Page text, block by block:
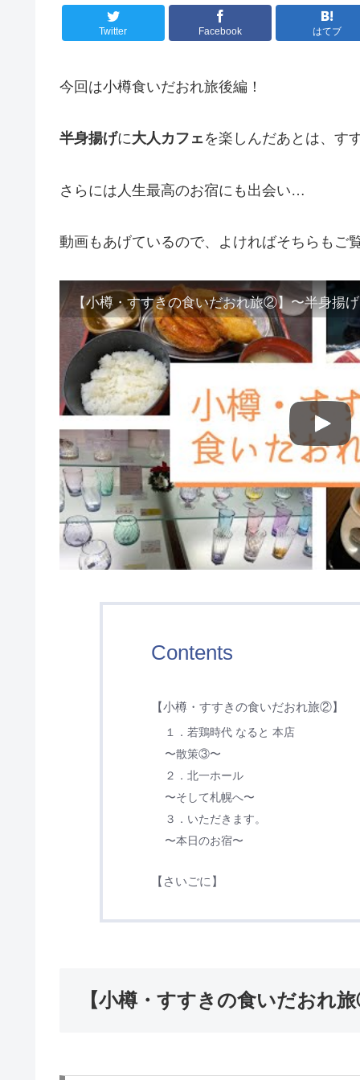
Twitter Facebook はてブ
今回は小樽食いだおれ旅後編！
半身揚げに大人カフェを楽しんだあとは、す
さらには人生最高のお宿にも出会い…
動画もあげているので、よければそちらもご
Contents
【小樽・すすきの食いだおれ旅②】
１．若鶏時代 なると 本店
〜散策③〜
２．北一ホール
〜そして札幌へ〜
３．いただきます。
〜本日のお宿〜
【さいごに】
【小樽・すすきの食いだおれ